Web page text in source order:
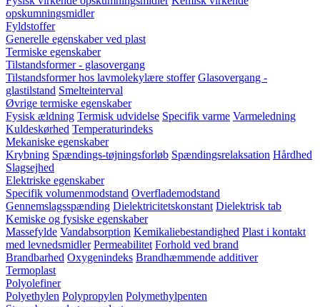
opskumningsmidler
Fyldstoffer
Generelle egenskaber ved plast
Termiske egenskaber
Tilstandsformer - glasovergang
Tilstandsformer hos lavmolekylære stoffer Glasovergang -
glastilstand Smelteinterval
Øvrige termiske egenskaber
Fysisk ældning Termisk udvidelse Specifik varme Varmeledning
Kuldeskørhed Temperaturindeks
Mekaniske egenskaber
Krybning Spændings-tøjningsforløb Spændingsrelaksation Hårdhed
Slagsejhed
Elektriske egenskaber
Specifik volumenmodstand Overflademodstand
Gennemslagsspænding Dielektricitetskonstant Dielektrisk tab
Kemiske og fysiske egenskaber
Massefylde Vandabsorption Kemikaliebestandighed Plast i kontakt
med levnedsmidler Permeabilitet Forhold ved brand
Brandbarhed Oxygenindeks Brandhæmmende additiver
Termoplast
Polyolefiner
Polyethylen Polypropylen Polymethylpenten